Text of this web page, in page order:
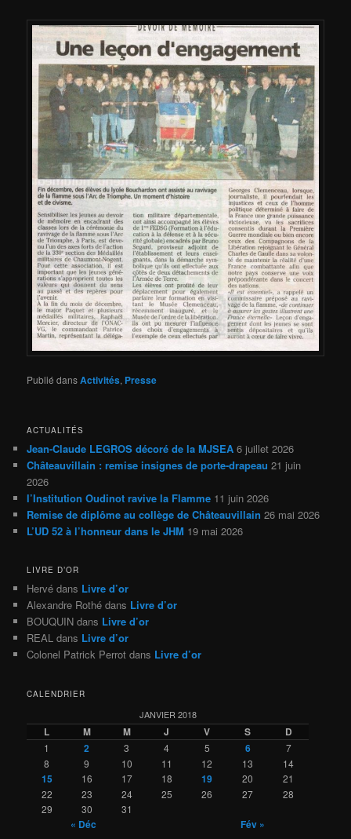
Publié dansActivités, Presse
ACTUALITÉS
Jean-Claude LEGROS décoré de la MJSEA 6 juillet 2026
Châteauvillain : remise insignes de porte-drapeau 21 juin
2026
l’Institution Oudinot ravive la Flamme 11 juin 2026
Remise de diplôme au collège de Châteauvillain 26 mai 2026
L’UD 52 à l’honneur dans le JHM 19 mai 2026
LIVRE D’OR
Hervé dans Livre d’or
Alexandre Rothé dans Livre d’or
BOUQUIN dans Livre d’or
REAL dans Livre d’or
Colonel Patrick Perrot dans Livre d’or
CALENDRIER
JANVIER 2018
L M M J V S D
1 2 3 4 5 6
7
8
9 10 11 12 13 14
15 16 17 18 19 20
21
22
23 24 25 26 27
28
29
30 31
« Déc Fév »